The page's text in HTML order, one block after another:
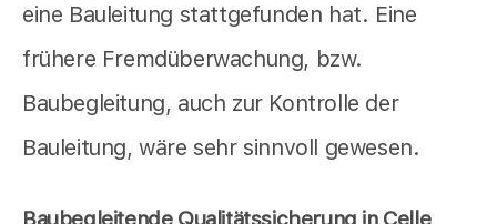
eine Bauleitung stattgefunden hat. Eine
frühere Fremdüberwachung, bzw.
Baubegleitung, auch zur Kontrolle der
Bauleitung, wäre sehr sinnvoll gewesen.